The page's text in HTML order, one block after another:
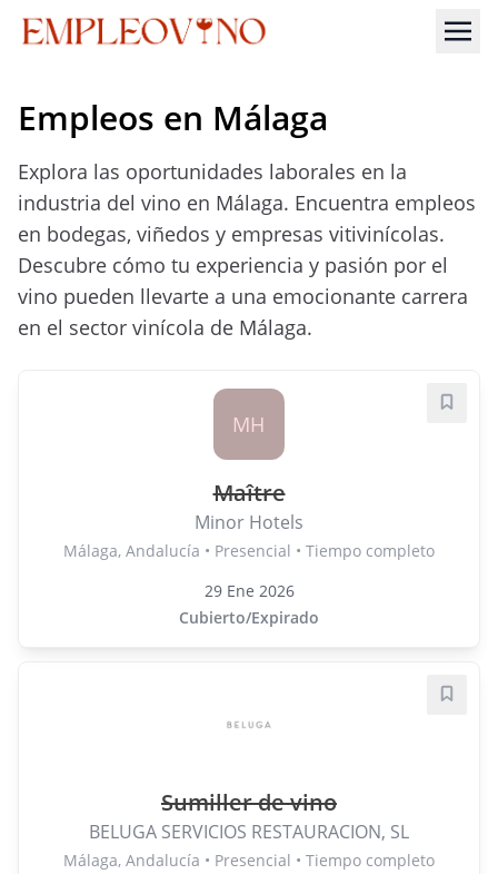
Empleos en Málaga
Explora las oportunidades laborales en la
industria del vino en Málaga. Encuentra empleos
en bodegas, viñedos y empresas vitivinícolas.
Descubre cómo tu experiencia y pasión por el
vino pueden llevarte a una emocionante carrera
en el sector vinícola de Málaga.
MH
Maître
Minor Hotels
Málaga, Andalucía • Presencial • Tiempo completo
29 Ene 2026
Cubierto/Expirado
Sumiller de vino
BELUGA SERVICIOS RESTAURACION, SL
Málaga, Andalucía • Presencial • Tiempo completo